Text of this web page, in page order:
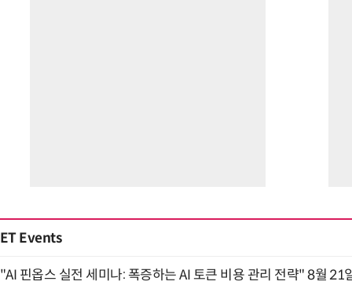
ET Events
"AI 핀옵스 실전 세미나: 폭증하는 AI 토큰 비용 관리 전략" 8월 21